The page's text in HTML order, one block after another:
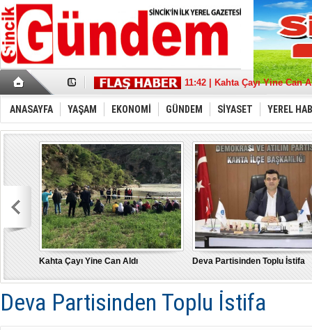
17:36 | Sincik Doğalgaza
11:42 | Kahta Çayı Yine Can
18:21 | Deva Partisinden
13:39 | Sait Aybak'a Büyük
08:32 | Aybak, Adıyaman'da
21:11 | “Türkiye İçin” tüm
22:53 | MHP Adıyaman
17:43 | Depremde hasar
10:17 | Burak Gelir’’
15:21 | "Bu Yanlıştan Biran
ANASAYFA YAŞAM EKONOMİ GÜNDEM SİYASET YEREL
Kahta Çayı Yine Can Aldı Deva Partisinden Toplu İstifa
Deva Partisinden Toplu İstifa